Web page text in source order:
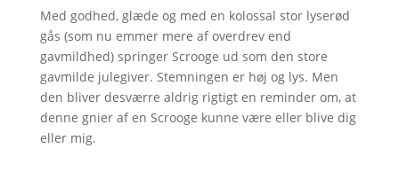
Med godhed, glæde og med en kolossal stor lyserød
gås (som nu emmer mere af overdrev end
gavmildhed) springer Scrooge ud som den store
gavmilde julegiver. Stemningen er høj og lys. Men
den bliver desværre aldrig rigtigt en reminder om, at
denne gnier af en Scrooge kunne være eller blive dig
eller mig.